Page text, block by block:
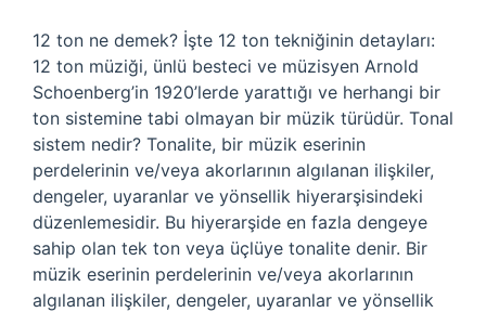
12 ton ne demek? İşte 12 ton tekniğinin detayları:
12 ton müziği, ünlü besteci ve müzisyen Arnold
Schoenberg’in 1920’lerde yarattığı ve herhangi bir
ton sistemine tabi olmayan bir müzik türüdür. Tonal
sistem nedir? Tonalite, bir müzik eserinin
perdelerinin ve/veya akorlarının algılanan ilişkiler,
dengeler, uyaranlar ve yönsellik hiyerarşisindeki
düzenlemesidir. Bu hiyerarşide en fazla dengeye
sahip olan tek ton veya üçlüye tonalite denir. Bir
müzik eserinin perdelerinin ve/veya akorlarının
algılanan ilişkiler, dengeler, uyaranlar ve yönsellik